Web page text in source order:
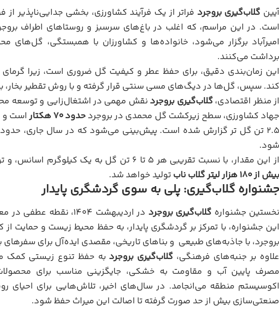
گلاب‌گیری بروجرد فراتر از یک فرآیند کشاورزی، بخشی جدایی‌ناپذیر
است. در این مراسم، که اغلب در باغ‌های سرسبز و روستاهای اطراف
امیرآباد برگزار می‌شود، خانواده‌ها و کشاورزان با همبستگی، گل‌های
برداشت می‌کنند.
این زمان‌بندی دقیق، برای حفظ عطر و کیفیت گل ضروری است، زیرا گرمای
کند. سپس، گل‌ها در دیگ‌های مسی سنتی قرار گرفته و با روش تقطیر بخار،
از منظر اقتصادی،گلاب‌گیری بروجرد نقش مهمی در اشتغال‌زایی و توسعه
جهاد کشاورزی، سطح زیر‌کشت گل محمدی در بروجردحدود ۷۰ هکتار
است و
شود.
از این مقدار، با نسبت تقریبی هر ۵ تا ۶ تن گل به یک کیلوگرم اسانس، و تولید گلاب به ازای هر تن گل،
بیش از ۱۸۰ هزار لیتر گلاب ناب
تولید خواهد شد.
جشنواره گلاب‌گیری: پلی به سوی گردشگری پایدار
نخستین جشنواره گلاب‌گیری بروجرد
در اردیبهشت ۱۴۰۴،
این جشنواره، با تمرکز بر گردشگری پایدار، به حفظ محیط زیست و حمایت
بروجرد، با جاذبه‌های طبیعی و بناهای تاریخی، مقصدی ایده‌آل برای
علاوه بر جنبه‌های فرهنگی، گلاب‌گیری بروجرد به حفظ تنوع زیستی کمک
مصرف پایین آب و مقاومت به خشکی، جایگزینی مناسب برای
اکوسیستم منطقه می‌انجامد. در سال‌های اخیر، تلاش‌هایی برای احیای
صنعتی‌سازی بیش از حد صورت گرفته تا اصالت این میراث حفظ شود.